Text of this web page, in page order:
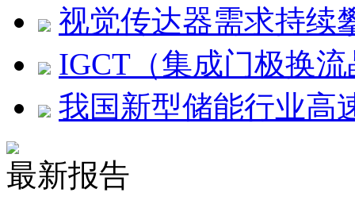
视觉传达器需求持续
IGCT（集成门极换
我国新型储能行业高
最新报告